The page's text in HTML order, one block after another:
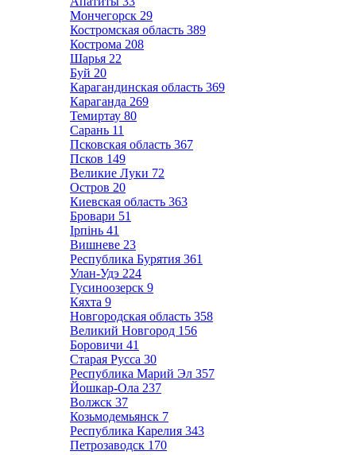
Мончегорск 29
Костромская область 389
Кострома 208
Шарья 22
Буй 20
Карагандинская область 369
Караганда 269
Темиртау 80
Сарань 11
Псковская область 367
Псков 149
Великие Луки 72
Остров 20
Киевская область 363
Бровари 51
Ірпінь 41
Вишневе 23
Республика Бурятия 361
Улан-Удэ 224
Гусиноозерск 9
Кяхта 9
Новгородская область 358
Великий Новгород 156
Боровичи 41
Старая Русса 30
Республика Марий Эл 357
Йошкар-Ола 237
Волжск 37
Козьмодемьянск 7
Республика Карелия 343
Петрозаводск 170